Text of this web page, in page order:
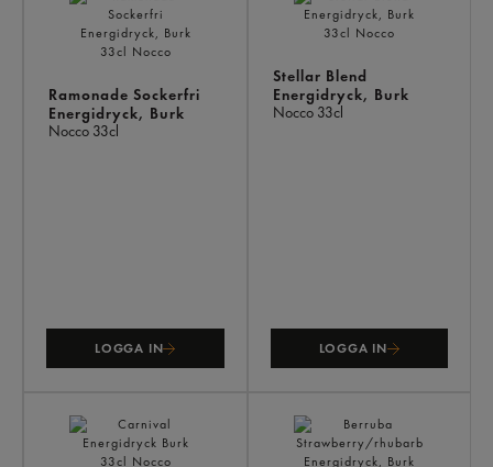
Ramonade Sockerfri
Energidryck, Burk
Nocco 33cl
LOGGA IN
Stellar Blend
Energidryck, Burk
Nocco 33cl
LOGGA IN